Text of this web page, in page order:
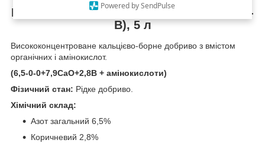
Powered by SendPulse
Рідке добриво Мікрокат Кальцій-бор (Са-
В), 5 л
Висококонцентроване кальцієво-борне добриво з вмістом
органічних і амінокислот.
(6,5-0-0+7,9СаО+2,8В + амінокислоти)
Фізичний стан: Рідке добриво.
Хімічний склад:
Азот загальний 6,5%
Коричневий 2,8%